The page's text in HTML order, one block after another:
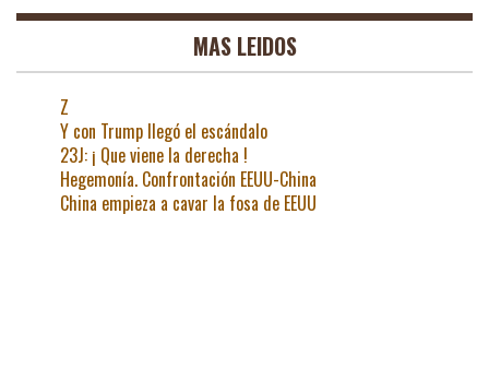
MAS LEIDOS
Z
Y con Trump llegó el escándalo
23J: ¡ Que viene la derecha !
Hegemonía. Confrontación EEUU-China
China empieza a cavar la fosa de EEUU